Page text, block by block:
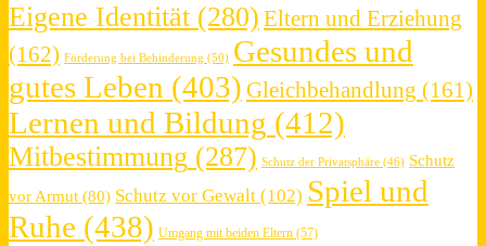
Eigene Identität (280) Eltern und Erziehung
(162) Förderung bei Behinderung (50) Gesundes und
gutes Leben (403) Gleichbehandlung (161)
Lernen und Bildung (412)
Mitbestimmung (287) Schutz der Privatsphäre (46) Schutz
vor Armut (80) Schutz vor Gewalt (102) Spiel und
Ruhe (438) Umgang mit beiden Eltern (57)